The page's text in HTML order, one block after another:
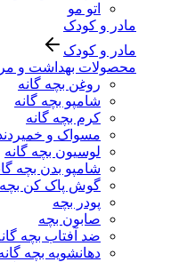
اتو مو
مادر و کودک
مادر و کودک
محصولات بهداشت و
روغن بچه گانه
شامپو بچه گانه
کرم بچه گانه
مسواک و
لوسیون بچه گانه
شامپو بدن بچه
گوش پاک کن بچه
پودر بچه
صابون بچه
ضد آفتاب بچه
دهانشویه بچه